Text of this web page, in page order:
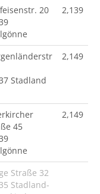
20
2,139
Stadland
2,149
45
2,149
Straße 32
Stadland-